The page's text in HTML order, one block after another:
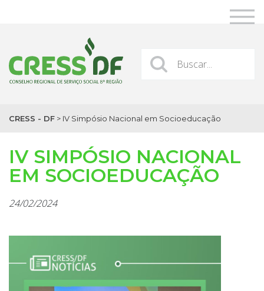
CRESS - DF > IV Simpósio Nacional em Socioeducação
IV SIMPÓSIO NACIONAL
EM SOCIOEDUCAÇÃO
24/02/2024